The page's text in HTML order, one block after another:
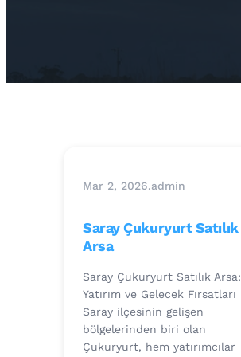
Mar 2, 2026.admin
Saray Çukuryurt Satılık
Arsa
Saray Çukuryurt Satılık Arsa:
Yatırım ve Gelecek Fırsatları
Saray ilçesinin gelişen
bölgelerinden biri olan
Çukuryurt, hem yatırımcılar